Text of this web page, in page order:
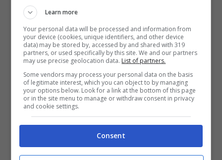
potrebbero concludere il suo acquisto per
evitare che resti fuori rosa con un pesante
ingaggio da 7,5 milioni a stagione.
Possibile tentativo diJuventus,
Manchester City o Manchester United per
acquistare Dzekonelle ultime ore di
mercato.
Learn more
Your personal data will be processed and information from
your device (cookies, unique identifiers, and other device
data) may be stored by, accessed by and shared with 319
partners, or used specifically by this site. We and our partners
may use precise geolocation data. List of partners.
Some vendors may process your personal data on the basis
of legitimate interest, which you can object to by managing
your options below. Look for a link at the bottom of this page
or in the site menu to manage or withdraw consent in privacy
and cookie settings.
Consent